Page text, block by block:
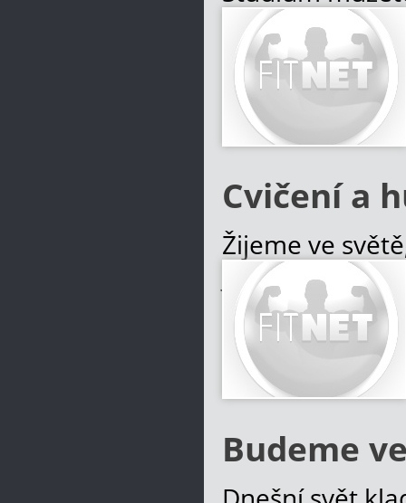
umožňuje
studium v
počet
Více informací
Cvičení a
Žijeme ve
je jistě dobrá
tváře, chodit
obvyklé ještě
Více informací
Budeme